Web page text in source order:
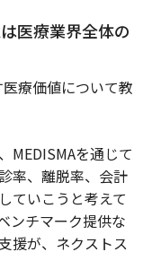
医療業界全体の
療価値について教
MEDISMAを通じて
率、離脱率、会計
ていこうと考えて
ンチマーク提供な
援が、ネクストス